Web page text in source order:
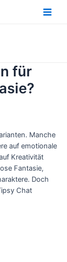
für
Manche
auf emotionale
Kreativität
Fantasie,
Doch
Chat